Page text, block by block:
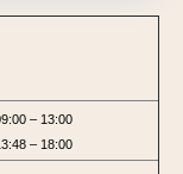
– 13:00
– 18:00